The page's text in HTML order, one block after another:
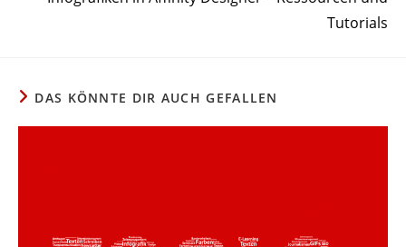
Tutorials
DAS KÖNNTE DIR AUCH GEFALLEN